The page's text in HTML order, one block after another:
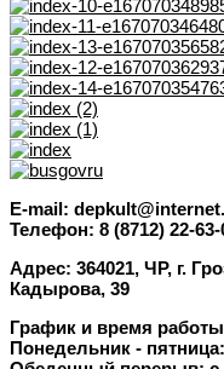
E-mail:
Телефон: 8 (8712) 22-63-
Адрес: 364021, ЧР, г.
Кадырова, 39
График и время
Понедельник -